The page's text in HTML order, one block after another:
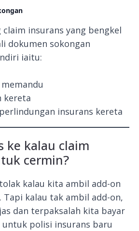
insurans yang bengkel
dokumen sokongan
iaitu:
kereta
insurans kereta
ke kalau claim
cermin?
kalau kita ambil add-on
Tapi kalau tak ambil add-on,
dan terpaksalah kita bayar
polisi insurans baru